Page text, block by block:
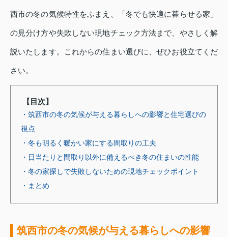
西市の冬の気候特性をふまえ、「冬でも快適に暮らせる家」
の見分け方や失敗しない現地チェック方法まで、やさしく解
説いたします。これからの住まい選びに、ぜひお役立てくだ
さい。
【目次】
・筑西市の冬の気候が与える暮らしへの影響と住宅選びの
視点
・冬も明るく暖かい家にする間取りの工夫
・日当たりと間取り以外に備えるべき冬の住まいの性能
・冬の家探しで失敗しないための現地チェックポイント
・まとめ
筑西市の冬の気候が与える暮らしへの影響